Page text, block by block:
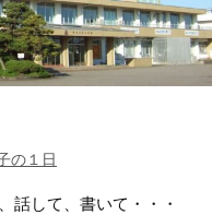
の１日
話して、書いて・・・